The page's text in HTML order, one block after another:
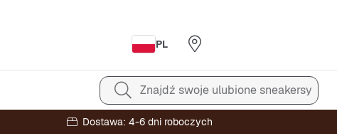
PL
Znajdź swoje ulubione sneakersy
Dostawa: 4-6 dni roboczych